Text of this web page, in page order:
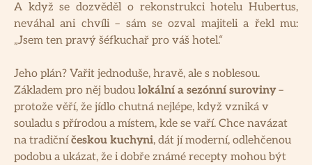
A když se dozvěděl o rekonstrukci hotelu Hubertus,
neváhal ani chvíli – sám se ozval majiteli a řekl mu:
„Jsem ten pravý šéfkuchař pro váš hotel.“
Jeho plán? Vařit jednoduše, hravě, ale s noblesou.
Základem pro něj budou lokální a sezónní suroviny–
protože věří, že jídlo chutná nejlépe, když vzniká v
souladu s přírodou a místem, kde se vaří. Chce navázat
na tradičníčeskou kuchyni, dát jí moderní, odlehčenou
podobu a ukázat, že i dobře známé recepty mohou být